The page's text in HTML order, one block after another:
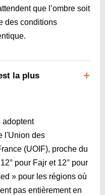
que l’ombre soit
des conditions
la plus
adoptent
l'Union des
(UOIF), proche du
pour Fajr et 12° pour
» pour les régions où
pas entièrement en